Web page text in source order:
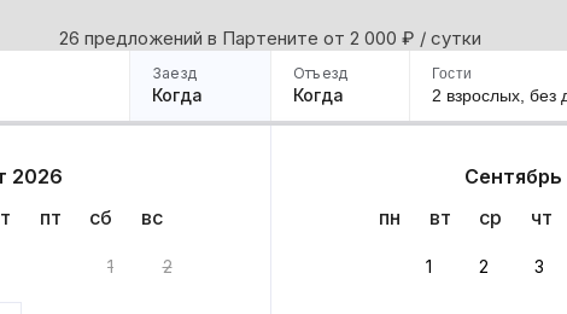
26 предложений в Партените oт 2 000 ₽ / сутки
Заезд
Когда
Отъезд
Когда
2026
пт сб вс
1 2
пн
вт ср чт
1 2 3
Гости
2 взрослых, без